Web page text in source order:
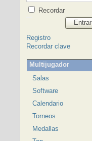
Recordar
Entrar
Registro
Recordar clave
Multijugador
Salas
Software
Calendario
Torneos
Medallas